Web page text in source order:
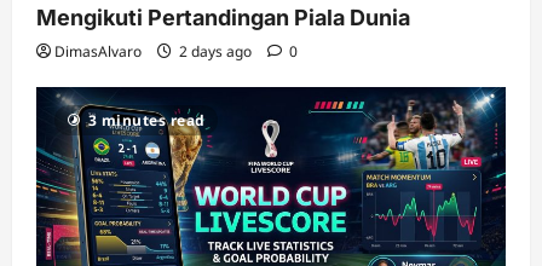
Mengikuti Pertandingan Piala Dunia
DimasAlvaro 2 days ago 0
3 minutes read